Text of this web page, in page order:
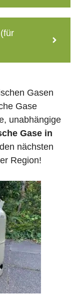
Gasen
Gase
unabhängige
Gase in
nächsten
Region!